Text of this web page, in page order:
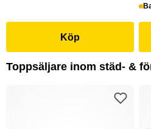
Köp
Toppsäljare inom städ- &